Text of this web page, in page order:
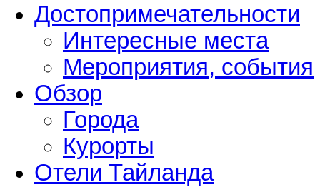
Достопримечательности
Интересные места
Мероприятия, события
Обзор
Города
Курорты
Отели Тайланда